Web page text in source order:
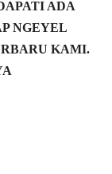
ADA
NGEYEL
KAMI.